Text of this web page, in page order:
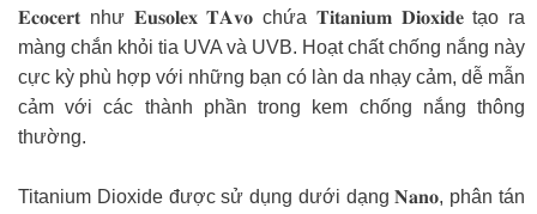
𝐄𝐜𝐨𝐜𝐞𝐫𝐭 như 𝐄𝐮𝐬𝐨𝐥𝐞𝐱 𝐓𝐀𝐯𝐨 chứa 𝐓𝐢𝐭𝐚𝐧𝐢𝐮𝐦 𝐃𝐢𝐨𝐱𝐢𝐝𝐞 tạo ra
màng chắn khỏi tia UVA và UVB. Hoạt chất chống nắng này
cực kỳ phù hợp với những bạn có làn da nhạy cảm, dễ mẫn
cảm với các thành phần trong kem chống nắng thông
thường.
Titanium Dioxide được sử dụng dưới dạng 𝐍𝐚𝐧𝐨, phân tán